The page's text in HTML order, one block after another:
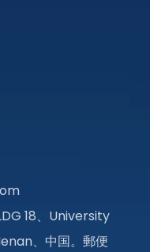
18、University
、中国。郵便